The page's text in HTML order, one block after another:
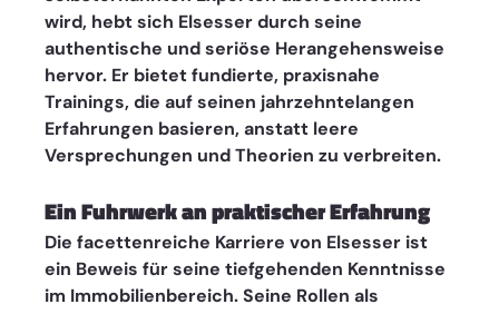
wird, hebt sich Elsesser durch seine
authentische und seriöse Herangehensweise
hervor. Er bietet fundierte, praxisnahe
Trainings, die auf seinen jahrzehntelangen
Erfahrungen basieren, anstatt leere
Versprechungen und Theorien zu verbreiten.
Ein Fuhrwerk an praktischer Erfahrung
Die facettenreiche Karriere von Elsesser ist
ein Beweis für seine tiefgehenden Kenntnisse
im Immobilienbereich. Seine Rollen als